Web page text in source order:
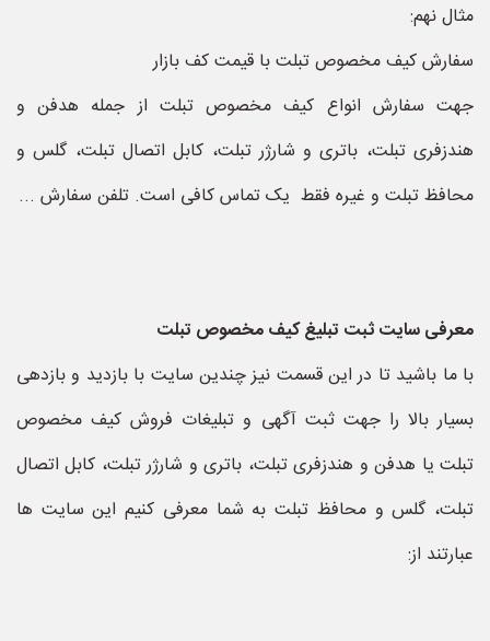
مثال نهم:
سفارش کیف مخصوص تبلت با قیمت کف بازار
جهت سفارش انواع کیف مخصوص تبلت از جمله هدفن و
هندزفری تبلت، باتری و شارژر تبلت، کابل اتصال تبلت، گلس و
محافظ تبلت و غیره فقط یک تماس کافی است. تلفن سفارش ...
معرفی سایت ثبت تبلیغ کیف مخصوص تبلت
با ما باشید تا در این قسمت نیز چندین سایت با بازدید و بازدهی
بسیار بالا را جهت ثبت آگهی و تبلیغات فروش کیف مخصوص
تبلت یا هدفن و هندزفری تبلت، باتری و شارژر تبلت، کابل اتصال
تبلت، گلس و محافظ تبلت به شما معرفی کنیم این سایت ها
عبارتند از: